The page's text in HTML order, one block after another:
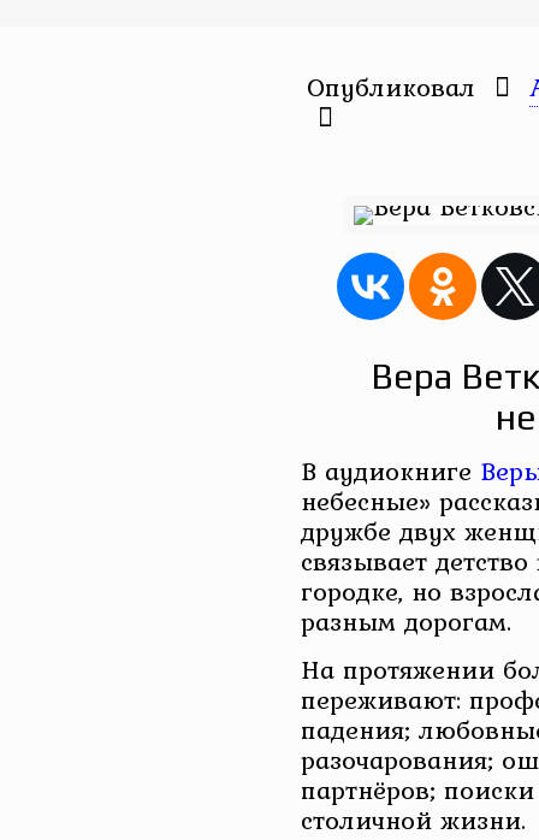
Опубликовал
Вера
В аудиокниге
небесные»
дружбе двух
связывает
городке, но
разным дорогам.
На протяжении
переживают:
падения;
разочарования;
партнёров;
столичной жизни.